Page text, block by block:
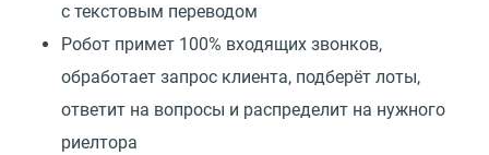
с текстовым переводом
Робот примет 100% входящих звонков,
обработает запрос клиента, подберёт лоты,
ответит на вопросы и распределит на нужного
риелтора